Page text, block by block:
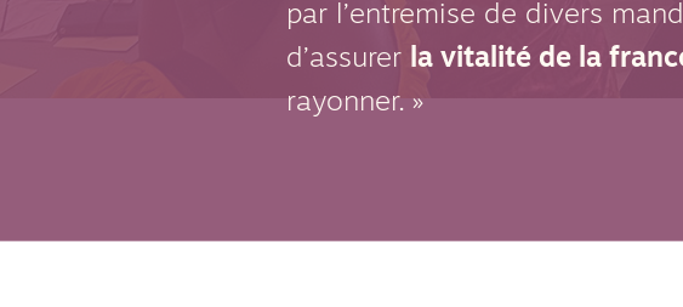
par l’entremise de divers
d’assurer la vitalité de la
rayonner. »